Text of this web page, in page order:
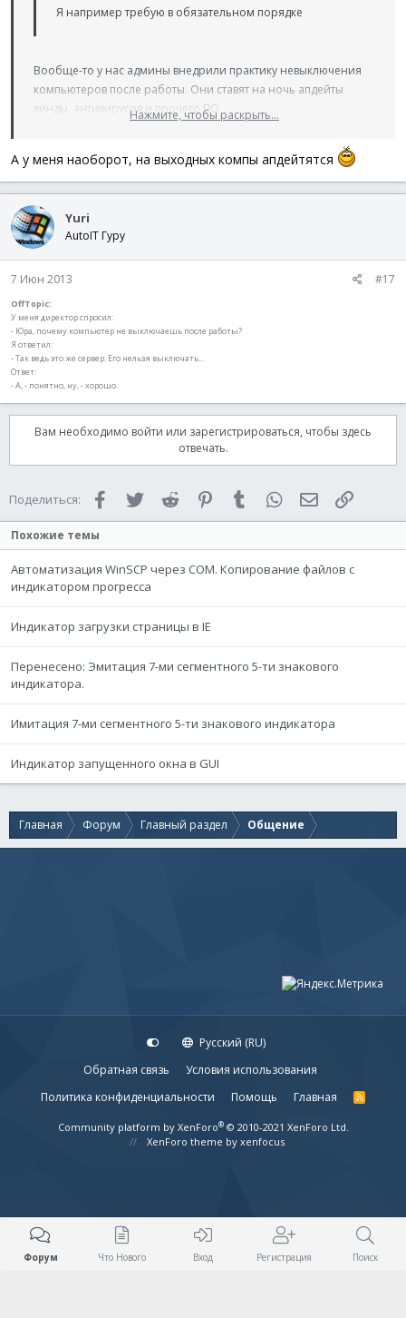
Я например требую в обязательном порядке
Вообще-то у нас админы внедрили практику невыключения
компьютеров после работы. Они ставят на ночь апдейты
винды, антивирусов и прочего ПО.
Нажмите, чтобы раскрыть...
А у меня наоборот, на выходных компы апдейтятся
Yuri
AutoIT Гуру
7 Июн 2013 #17
OffTopic:
У меня директор спросил:
- Юра, почему компьютер не выключаешь после работы?
Я ответил:
- Так ведь это же сервер. Его нельзя выключать...
Ответ:
- А, - понятно, ну, - хорошо.
Вам необходимо войти или зарегистрироваться, чтобы здесь
отвечать.
Поделиться: FacebookTwitter Reddit PinterestTumblr WhatsAppЭлектронная
Похожие темы
Автоматизация WinSCP через COM. Копирование файлов с
индикатором прогресса
Индикатор загрузки страницы в IE
Перенесено: Эмитация 7-ми сегментного 5-ти знакового
индикатора.
Имитация 7-ми сегментного 5-ти знакового индикатора
Индикатор запущенного окна в GUI
Главная Форум Главный раздел Общение
Русский (RU)
Обратная связь
Условия использования
Политика конфиденциальности
Помощь Главная
R
S
Community platform by XenForo® © 2010-2021 XenForo Ltd.
XenForo theme by xenfocus
Форум Что Нового Вход Регистрация Поиск